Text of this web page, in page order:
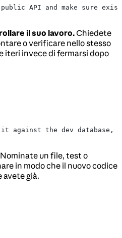
API and make sure
il suo lavoro.Chiedete
o verificare nello stesso
iteri invece di fermarsi dopo
the dev database,
Nominate un file, test o
in modo che il nuovo codice
avete già.